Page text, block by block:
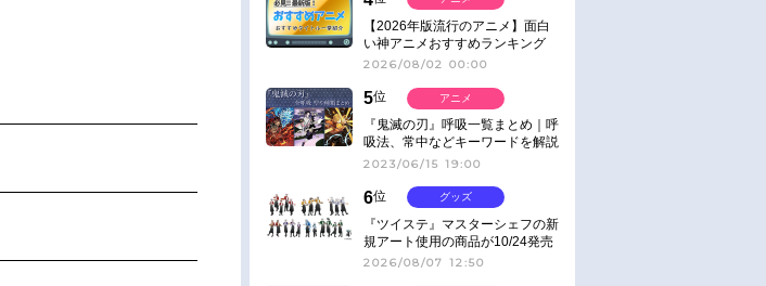
【2026年版流行のアニメ】面白
い神アニメおすすめランキング
【名作・話題作】｜ジャンル別人
2026/08/02 00:00
5位
『鬼滅の刃』呼吸一覧まとめ｜呼
吸法、常中などキーワードを解説
2023/06/15 19:00
アニメ
6位
『ツイステ』マスターシェフの新
規アート使用の商品が10/24発売
2026/08/07 12:50
グッズ